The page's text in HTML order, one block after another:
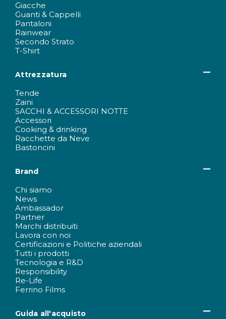
Giacche
Guanti & Cappelli
Pantaloni
Rainwear
Secondo Strato
T-Shirt
Attrezzatura
Tende
Zaini
SACCHI & ACCESSORI NOTTE
Accessori
Cooking & drinking
Racchette da Neve
Bastoncini
Brand
Chi siamo
News
Ambassador
Partner
Marchi distribuiti
Lavora con noi
Certificazioni e Politiche aziendali
Tutti i prodotti
Tecnologia e R&D
Responsibility
Re-Life
Ferrino Films
Guida all'acquisto